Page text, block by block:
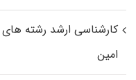
کارشناسی ارشد رﺷﺘﻪ
اﻣﻴﻦ